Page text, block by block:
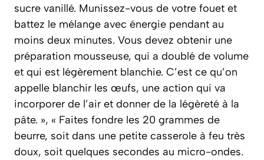
sucre vanillé. Munissez-vous de votre fouet et
battez le mélange avec énergie pendant au
moins deux minutes. Vous devez obtenir une
préparation mousseuse, qui a doublé de volume
et qui est légèrement blanchie. C’est ce qu’on
appelle blanchir les œufs, une action qui va
incorporer de l’air et donner de la légèreté à la
pâte. », « Faites fondre les 20 grammes de
beurre, soit dans une petite casserole à feu très
doux, soit quelques secondes au micro-ondes.